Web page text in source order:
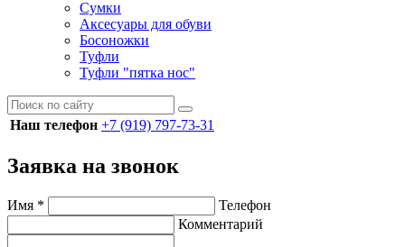
Сумки
Аксесуары для обуви
Босоножки
Туфли
Туфли "пятка нос"
Наш телефон +7 (919) 797-73-31
Заявка на звонок
Имя *
Телефон
Комментарий